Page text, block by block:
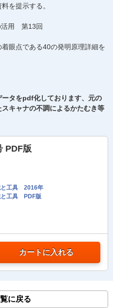
を提示する。
活用 第13回
眼点である40の発明原理詳細を
ータをpdf化しております、元の
キャナの不調によるかたむき等
PDF版
と工具 2016年
と工具 PDF版
カートに入れる
に戻る